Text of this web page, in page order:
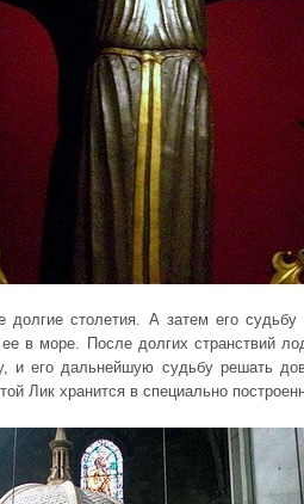
долгие столетия. А затем его
в море. После долгих странствий
и его дальнейшую судьбу решать
Лик хранится в специально